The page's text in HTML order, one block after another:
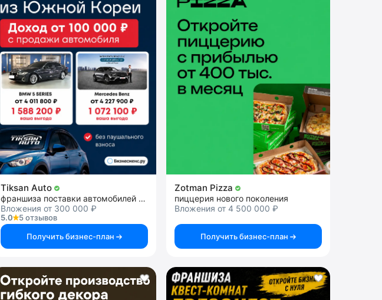
Tiksan Auto
франшиза поставки автомобилей Южной Кореи
Вложения от 300 000 ₽
5.0
5 отзывов
Получить бизнес-план
Zotman Pizza
пиццерия нового поколения
Вложения от 4 500 000 ₽
Получить бизнес-план